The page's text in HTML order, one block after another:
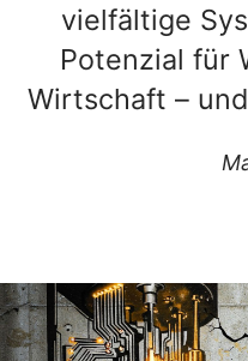
vielfältige
Potenzial für
Wirtschaft –